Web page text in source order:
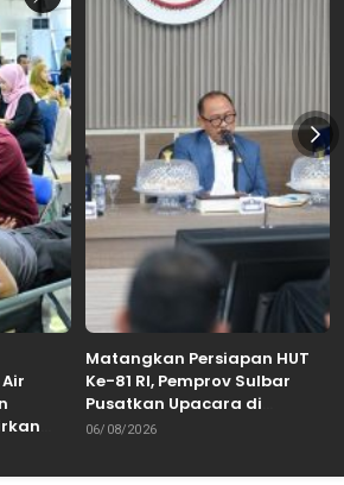
Matangkan Persiapan HUT
Ke-81 RI, Pemprov Sulbar
Pusatkan Upacara di
Lapangan Ahmad Kirang
06/08/2026